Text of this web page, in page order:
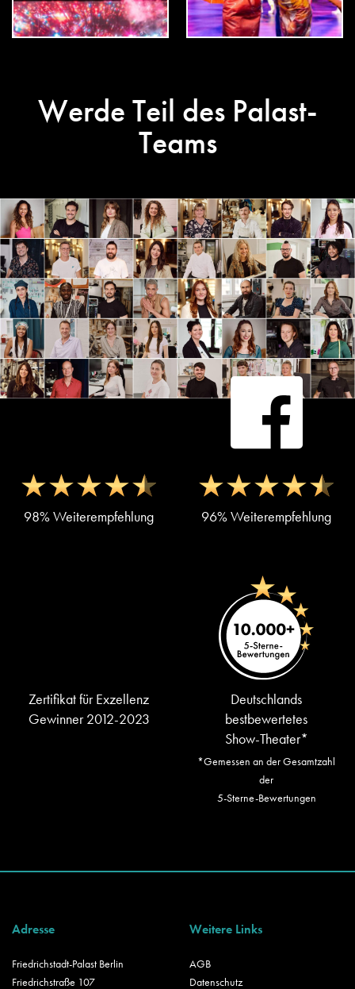
Werde Teil des Palast-
Teams
98% Weiterempfehlung 96% Weiterempfehlung
Zertifikat für Exzellenz
Gewinner 2012-2023
Deutschlands
bestbewertetes
Show-Theater*
*Gemessen an der Gesamtzahl
der
5-Sterne-Bewertungen
Adresse
Friedrichstadt-Palast Berlin
Friedrichstraße 107
Weitere Links
AGB
Datenschutz